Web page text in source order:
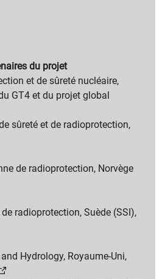
du projet
et de sûreté nucléaire,
GT4 et du projet global
sûreté et de radioprotection,
de radioprotection, Norvège
radioprotection, Suède (SSI),
Hydrology, Royaume-Uni,